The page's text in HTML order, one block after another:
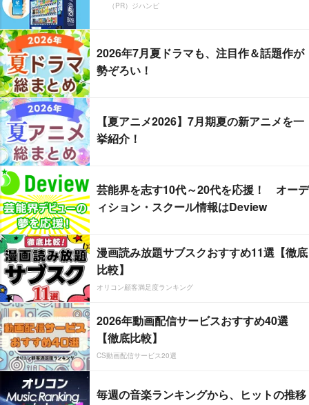
（PR）ジハンピ
2026年7月夏ドラマも、注目作＆話題作が
勢ぞろい！
【夏アニメ2026】7月期夏の新アニメを一
挙紹介！
芸能界を志す10代～20代を応援！ オーデ
ィション・スクール情報はDeview
漫画読み放題サブスクおすすめ11選【徹底
比較】
オリコン顧客満足度ランキング
2026年動画配信サービスおすすめ40選
【徹底比較】
CS動画配信サービス20選
毎週の音楽ランキングから、ヒットの推移